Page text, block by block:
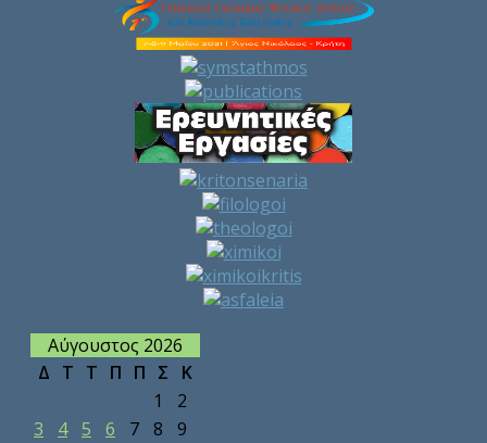
Αύγουστος 2026
Δ Τ Τ Π Π Σ
Κ
1
2
3
4 5 6 7 8 9